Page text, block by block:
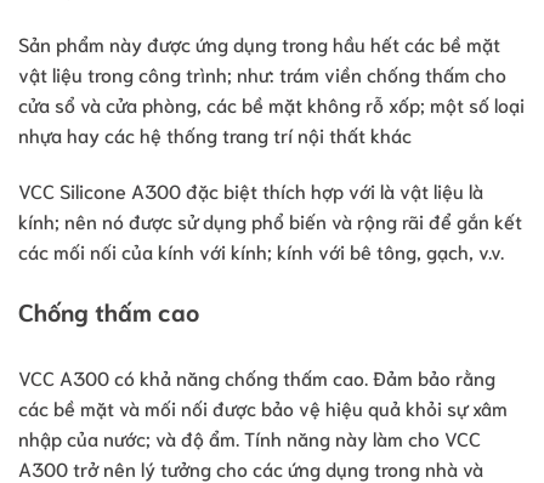
Sản phẩm này được ứng dụng trong hầu hết các bề mặt
vật liệu trong công trình; như: trám viền chống thấm cho
cửa sổ và cửa phòng, các bề mặt không rỗ xốp; một số loại
nhựa hay các hệ thống trang trí nội thất khác
VCC Silicone A300 đặc biệt thích hợp với là vật liệu là
kính; nên nó được sử dụng phổ biến và rộng rãi để gắn kết
các mối nối của kính với kính; kính với bê tông, gạch, v.v.
Chống thấm cao
VCC A300 có khả năng chống thấm cao. Đảm bảo rằng
các bề mặt và mối nối được bảo vệ hiệu quả khỏi sự xâm
nhập của nước; và độ ẩm. Tính năng này làm cho VCC
A300 trở nên lý tưởng cho các ứng dụng trong nhà và